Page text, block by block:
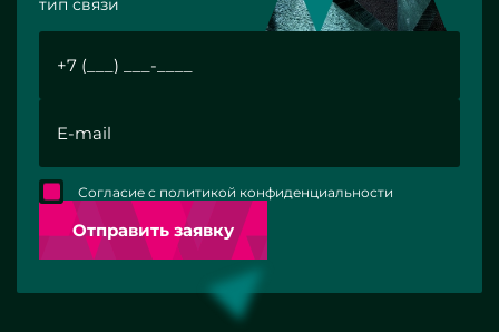
тип связи
Отправить заявку
Согласие с политикой конфиденциальности